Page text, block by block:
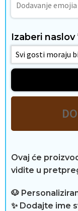
ž
i
v
o
t
R
e
c
Izaberi naslov
Ovaj će
vidite u
🐶
✨ Dodajte ime